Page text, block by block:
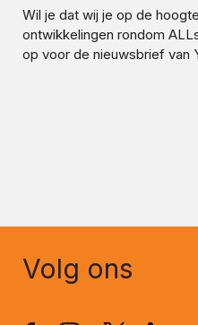
Wil je dat wij je op de
ontwikkelingen rondom
op voor de nieuwsbrief van
Volg ons